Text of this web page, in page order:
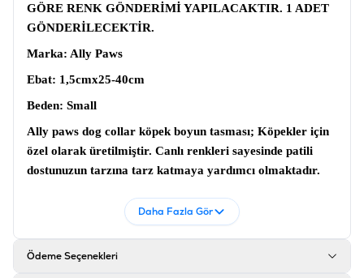
GÖRE RENK GÖNDERİMİ YAPILACAKTIR. 1 ADET
GÖNDERİLECEKTİR.
Marka: Ally Paws
Ebat: 1,5cmx25-40cm
Beden: Small
Ally paws dog collar köpek boyun tasması; Köpekler için
özel olarak üretilmiştir. Canlı renkleri sayesinde patili
dostunuzun tarzına tarz katmaya yardımcı olmaktadır.
Barkod
:
8681475639425
Tedarikçi Ürün Kodu
Daha Fazla Gör
Ödeme Seçenekleri